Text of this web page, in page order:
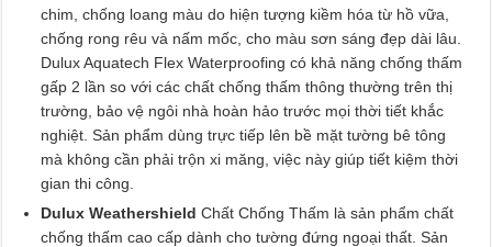
chim, chống loang màu do hiện tượng kiềm hóa từ hồ vữa,
chống rong rêu và nấm mốc, cho màu sơn sáng đẹp dài lâu.
Dulux Aquatech Flex Waterproofing có khả năng chống thấm
gấp 2 lần so với các chất chống thấm thông thường trên thị
trường, bảo vệ ngôi nhà hoàn hảo trước mọi thời tiết khắc
nghiệt. Sản phẩm dùng trực tiếp lên bề mặt tường bê tông
mà không cần phải trộn xi măng, việc này giúp tiết kiệm thời
gian thi công.
Dulux Weathershield Chất Chống Thấm là sản phẩm chất
chống thấm cao cấp dành cho tường đứng ngoại thất. Sản